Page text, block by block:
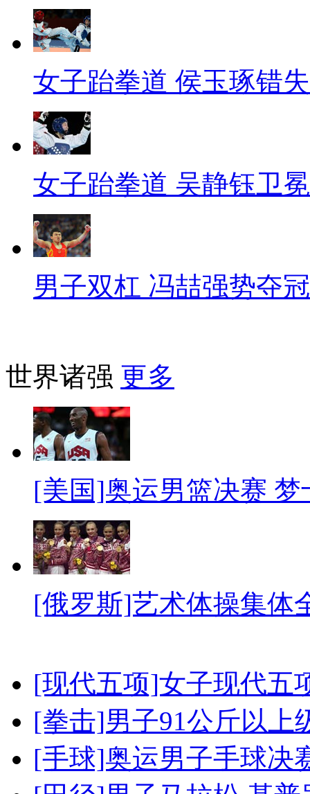
女子跆拳道 侯玉琢错
女子跆拳道 吴静钰卫冕
男子双杠 冯喆强势夺冠
世界诸强 更多
[美国]奥运男篮决赛
[俄罗斯]艺术体操集体
[现代五项]女子现代五
[拳击]男子91公斤以上
[手球]奥运男子手球决